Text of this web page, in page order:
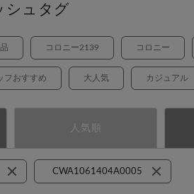
シュタグ
コロニー2139 コロニー
フおすすめ 大人気 カジュアル
人気順
CWA1061404A0005